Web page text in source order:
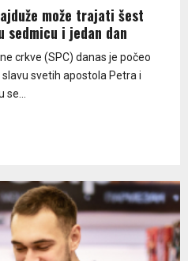
može trajati šest
sedmicu i jedan dan
crkve (SPC) danas je počeo
svetih apostola Petra i